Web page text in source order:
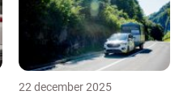
22 december 2025